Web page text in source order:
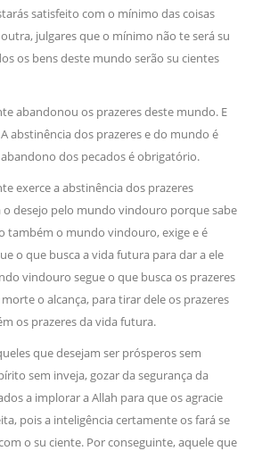
satisfeito com o mínimo das coisas
julgares que o mínimo não te será su
os bens deste mundo serão su cientes
abandonou os prazeres deste mundo. E
abstinência dos prazeres e do mundo é
dos pecados é obrigatório.
exerce a abstinência dos prazeres
desejo pelo mundo vindouro porque sabe
também o mundo vindouro, exige e é
o que busca a vida futura para dar a ele
vindouro segue o que busca os prazeres
o alcança, para tirar dele os prazeres
os prazeres da vida futura.
que desejam ser prósperos sem
sem inveja, gozar da segurança da
a implorar a Allah para que os agracie
pois a inteligência certamente os fará se
o su ciente. Por conseguinte, aquele que